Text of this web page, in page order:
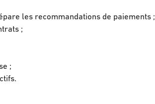
les recommandations de paiements ;
;
;